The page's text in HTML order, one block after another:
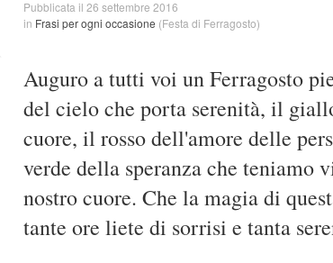
Pubblicata il 26 settembre 2016
in Frasi per ogni occasione (Festa di Ferragosto)
Auguro a tutti voi un Ferragosto
del cielo che porta serenità, il
cuore, il rosso dell'amore delle
verde della speranza che teniamo
nostro cuore. Che la magia di
tante ore liete di sorrisi e tanta